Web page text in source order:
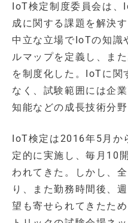
IoT検定制度委員会は
成に関する課題を解決
中立な立場でIoTの知識
ルマップを定義し、ま
を制度化した。IoTに関
なく、試験範囲には企
知能などの成長技術分
IoT検定は2016年5月か
定的に実施し、毎月10
われてきた。しかし、
り、また勤務時間後、
望も寄せられてきたた